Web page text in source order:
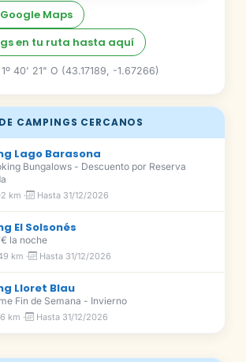
Maps
en tu ruta hasta aquí
40' 21" O (43.17189, -1.67266)
CAMPINGS CERCANOS
Lago Barasona
Bungalows - Descuento por Reserva
km · Hasta 31/12/2026
El Solsonés
la noche
km · Hasta 31/12/2026
Lloret Blau
Fin de Semana - Invierno
km · Hasta 31/12/2026